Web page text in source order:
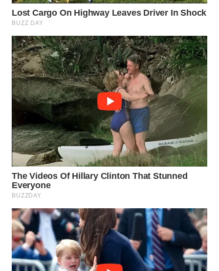
PRIANGAN
TIMUR
WN
SEMARANG
WN
SOLO
BOROBUDUR
WN
MADURA
WN
WN
NATUNA
WN